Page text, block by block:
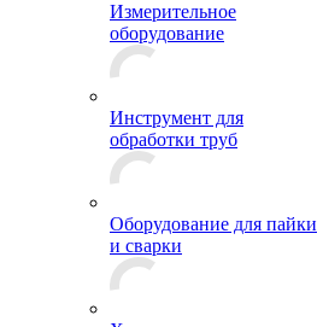
Измерительное
оборудование
Инструмент для
обработки труб
Оборудование для пайки
и сварки